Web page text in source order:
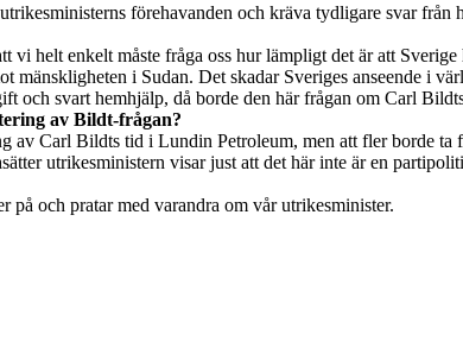
förehavanden och kräva tydligare svar från
vi helt enkelt måste fråga oss hur lämpligt det är att
i Sudan. Det skadar Sveriges anseende i
och svart hemhjälp, då borde den här frågan om Carl
av Bildt-frågan?
av Carl Bildts tid i Lundin Petroleum, men att fler borde
utrikesministern visar just att det här inte är en
på och pratar med varandra om vår utrikesminister.